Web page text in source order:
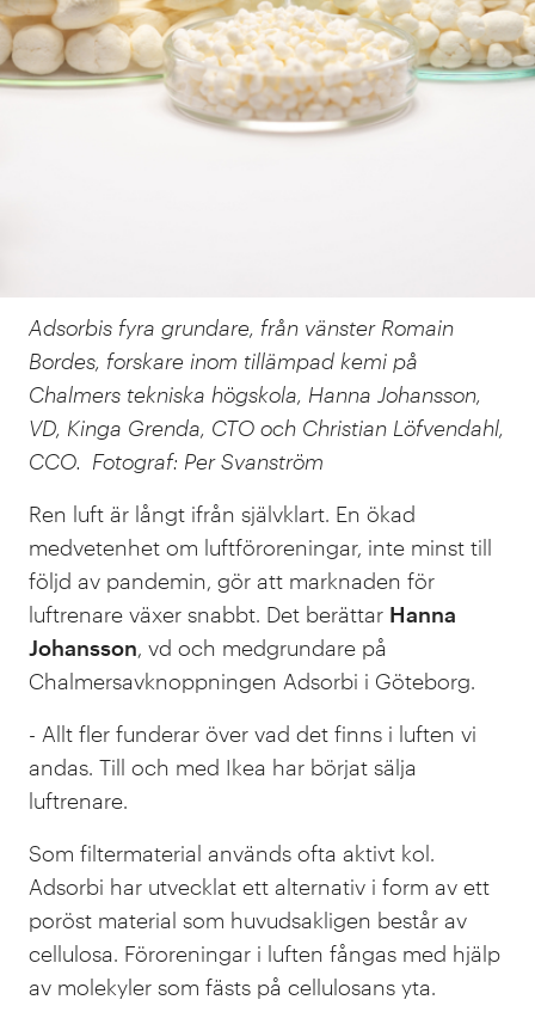
Adsorbis fyra grundare, från vänster Romain
Bordes, forskare inom tillämpad kemi på
Chalmers tekniska högskola, Hanna Johansson,
VD, Kinga Grenda, CTO och Christian Löfvendahl,
CCO. Fotograf: Per Svanström
Ren luft är långt ifrån självklart. En ökad
medvetenhet om luftföroreningar, inte minst till
följd av pandemin, gör att marknaden för
luftrenare växer snabbt. Det berättar Hanna
Johansson, vd och medgrundare på
Chalmersavknoppningen Adsorbi i Göteborg.
- Allt fler funderar över vad det finns i luften vi
andas. Till och med Ikea har börjat sälja
luftrenare.
Som filtermaterial används ofta aktivt kol.
Adsorbi har utvecklat ett alternativ i form av ett
poröst material som huvudsakligen består av
cellulosa. Föroreningar i luften fångas med hjälp
av molekyler som fästs på cellulosans yta.